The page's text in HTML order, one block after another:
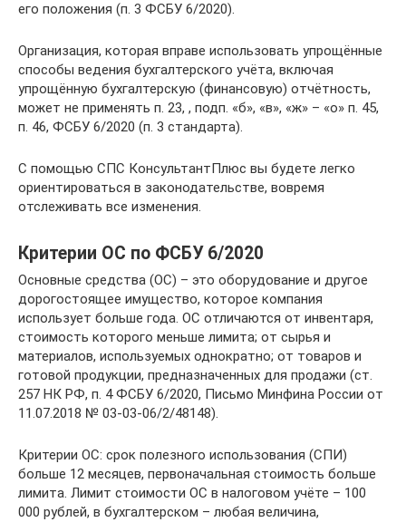
его положения (п. 3 ФСБУ 6/2020).
Организация, которая вправе использовать упрощённые
способы ведения бухгалтерского учёта, включая
упрощённую бухгалтерскую (финансовую) отчётность,
может не применять п. 23, , подп. «б», «в», «ж» – «о» п. 45,
п. 46, ФСБУ 6/2020 (п. 3 стандарта).
С помощью СПС КонсультантПлюс вы будете легко
ориентироваться в законодательстве, вовремя
отслеживать все изменения.
Критерии ОС по ФСБУ 6/2020
Основные средства (ОС) – это оборудование и другое
дорогостоящее имущество, которое компания
использует больше года. ОС отличаются от инвентаря,
стоимость которого меньше лимита; от сырья и
материалов, используемых однократно; от товаров и
готовой продукции, предназначенных для продажи (ст.
257 НК РФ, п. 4 ФСБУ 6/2020, Письмо Минфина России от
11.07.2018 № 03-03-06/2/48148).
Критерии ОС: срок полезного использования (СПИ)
больше 12 месяцев, первоначальная стоимость больше
лимита. Лимит стоимости ОС в налоговом учёте – 100
000 рублей, в бухгалтерском – любая величина,